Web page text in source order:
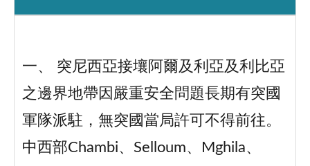
一、 突尼西亞接壤阿爾及利亞及利比亞
之邊界地帶因嚴重安全問題長期有突國
軍隊派駐，無突國當局許可不得前往。
中西部Chambi、Selloum、Mghila、